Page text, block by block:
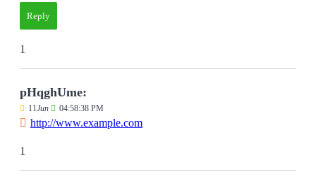
Reply
1
pHqghUme:
11Jun 04:58:38 PM
http://www.example.com
1